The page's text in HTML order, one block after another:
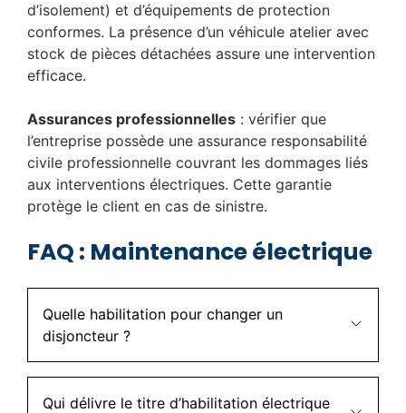
d’isolement) et d’équipements de protection
conformes. La présence d’un véhicule atelier avec
stock de pièces détachées assure une intervention
efficace.
Assurances professionnelles : vérifier que
l’entreprise possède une assurance responsabilité
civile professionnelle couvrant les dommages liés
aux interventions électriques. Cette garantie
protège le client en cas de sinistre.
FAQ : Maintenance électrique
Quelle habilitation pour changer un
disjoncteur ?
Qui délivre le titre d’habilitation électrique